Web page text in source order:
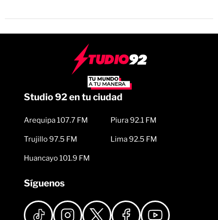
Studio 92 en tu ciudad
Arequipa 107.7 FM
Trujillo 97.5 FM
Huancayo 101.9 FM
Piura 92.1 FM
Lima 92.5 FM
Síguenos